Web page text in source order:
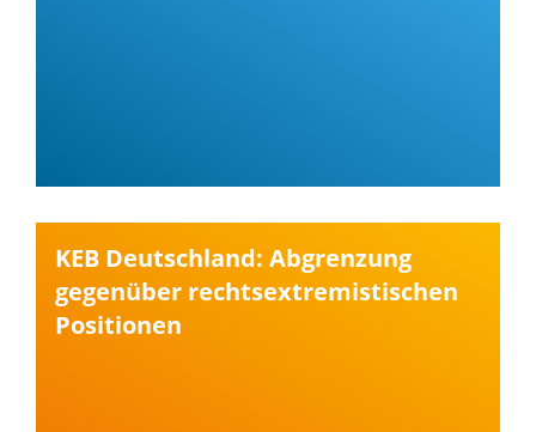
KEB Deutschland: Abgrenzung
gegenüber rechtsextremistischen
Positionen